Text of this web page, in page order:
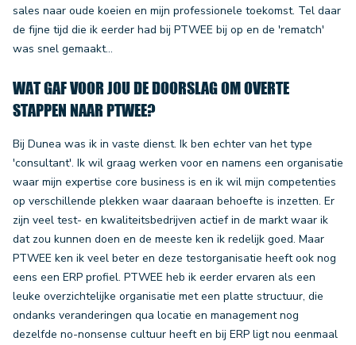
sales naar oude koeien en mijn professionele toekomst. Tel daar
de fijne tijd die ik eerder had bij PTWEE bij op en de 'rematch'
was snel gemaakt…
WAT GAF VOOR JOU DE DOORSLAG OM OVERTE
STAPPEN NAAR PTWEE?
Bij Dunea was ik in vaste dienst. Ik ben echter van het type
'consultant'. Ik wil graag werken voor en namens een organisatie
waar mijn expertise core business is en ik wil mijn competenties
op verschillende plekken waar daaraan behoefte is inzetten. Er
zijn veel test- en kwaliteitsbedrijven actief in de markt waar ik
dat zou kunnen doen en de meeste ken ik redelijk goed. Maar
PTWEE ken ik veel beter en deze testorganisatie heeft ook nog
eens een ERP profiel. PTWEE heb ik eerder ervaren als een
leuke overzichtelijke organisatie met een platte structuur, die
ondanks veranderingen qua locatie en management nog
dezelfde no-nonsense cultuur heeft en bij ERP ligt nou eenmaal